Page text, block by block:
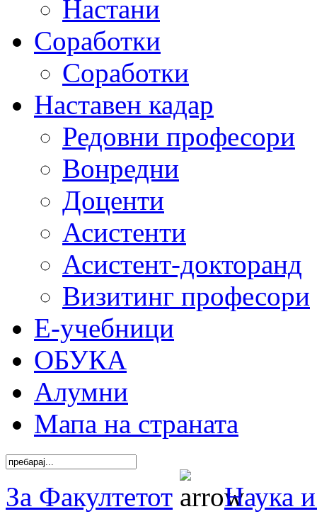
Настани
Соработки
Соработки
Наставен кадар
Редовни професори
Вонредни
Доценти
Асистенти
Асистент-докторанд
Визитинг професори
Е-учебници
ОБУКА
Алумни
Мапа на страната
За Факултетот
Наука